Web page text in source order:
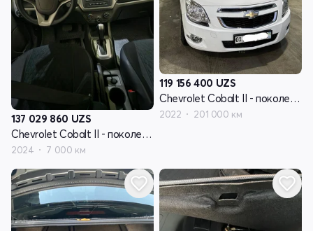
137 029 860 UZS
Chevrolet Cobalt II - поколение рестайлинг
2024 7 000 км
119 156 400 UZS
Chevrolet Cobalt II - поколение рестайлинг
2022 201 000 км